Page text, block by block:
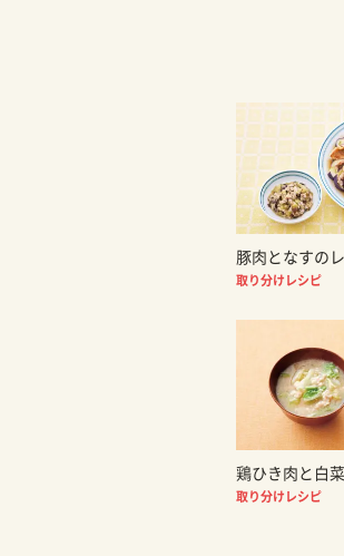
豚肉となすの
取り分けレシピ
鶏ひき肉と白
取り分けレシピ